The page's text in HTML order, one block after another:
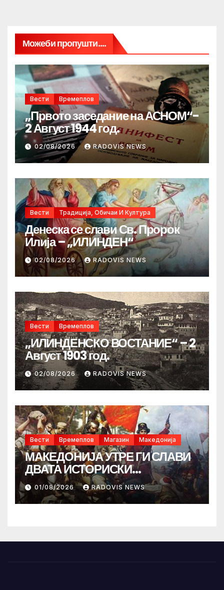
Можеби пропушти....
Вести Времеплов
„Првото заседание на АСНОМ“-
2 Август 1944 год.
02/08/2026 RADOVIS NEWS
Вести Традиција, Обичаи И Култура
Денеска се слави Св. Пророк
Илија – „ИЛИНДЕН“
02/08/2026 RADOVIS NEWS
Вести Времеплов
„ИЛИНДЕНСКО ВОСТАНИЕ“ – 2
Август 1903 год.
02/08/2026 RADOVIS NEWS
Вести Времеплов Магазин Македонија
МАКЕДОНИЈА УТРЕ ГИ СЛАВИ
ДВАТА ИСТОРИСКИ
ИЛИНДЕНА!
01/08/2026 RADOVIS NEWS